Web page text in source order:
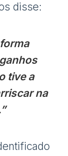
disse:
tive a
na